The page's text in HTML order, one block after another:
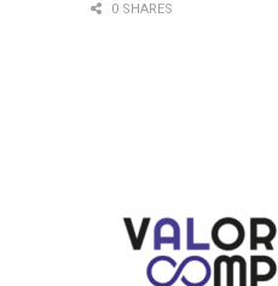
0 SHARES